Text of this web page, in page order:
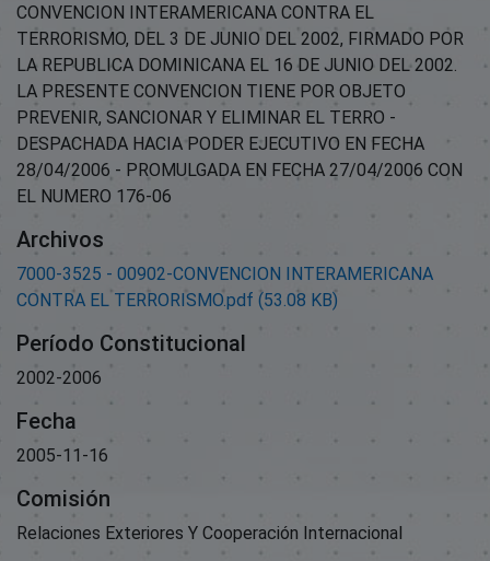
CONVENCION INTERAMERICANA CONTRA EL
TERRORISMO, DEL 3 DE JUNIO DEL 2002, FIRMADO POR
LA REPUBLICA DOMINICANA EL 16 DE JUNIO DEL 2002.
LA PRESENTE CONVENCION TIENE POR OBJETO
PREVENIR, SANCIONAR Y ELIMINAR EL TERRO -
DESPACHADA HACIA PODER EJECUTIVO EN FECHA
28/04/2006 - PROMULGADA EN FECHA 27/04/2006 CON
EL NUMERO 176-06
Archivos
7000-3525 - 00902-CONVENCION INTERAMERICANA
CONTRA EL TERRORISMO.pdf (53.08 KB)
Período Constitucional
2002-2006
Fecha
2005-11-16
Comisión
Relaciones Exteriores Y Cooperación Internacional